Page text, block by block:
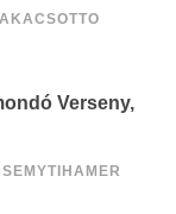
Verseny,